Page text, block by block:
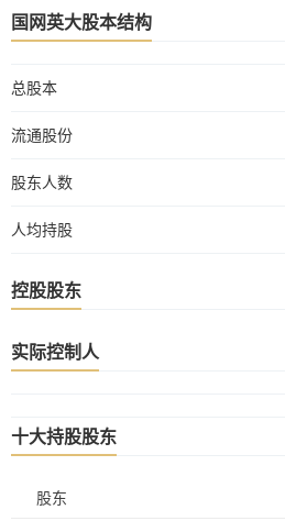
国网英大股本结构
总股本
流通股份
股东人数
人均持股
控股股东
实际控制人
十大持股股东
股东